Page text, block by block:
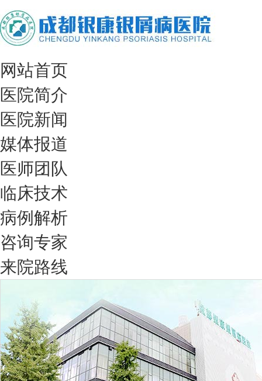
网站首页
医院简介
医院新闻
媒体报道
医师团队
临床技术
病例解析
咨询专家
来院路线